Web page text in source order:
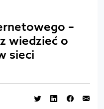
–
wiedzieć o
sieci